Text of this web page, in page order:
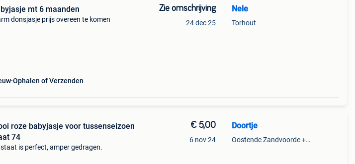
mt 6 maanden
donsjasje prijs overeen te komen
Ophalen of Verzenden
Zie omschrijving
24 dec 25
Nele
Torhout
roze babyjasje voor tussenseizoen
74
staat is perfect, amper gedragen.
€ 5,00
6 nov 24
Doortje
Oostende Zandvoorde +Oostende